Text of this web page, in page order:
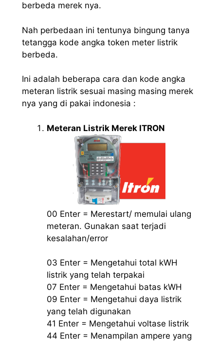
berbeda merek nya.
Nah perbedaan ini tentunya bingung tanya
tetangga kode angka token meter listrik
berbeda.
Ini adalah beberapa cara dan kode angka
meteran listrik sesuai masing masing merek
nya yang di pakai indonesia :
Meteran Listrik Merek ITRON
00 Enter = Merestart/ memulai ulang
meteran. Gunakan saat terjadi
kesalahan/error
03 Enter = Mengetahui total kWH
listrik yang telah terpakai
07 Enter = Mengetahui batas kWH
09 Enter = Mengetahui daya listrik
yang telah digunakan
41 Enter = Mengetahui voltase listrik
44 Enter = Menampilan ampere yang